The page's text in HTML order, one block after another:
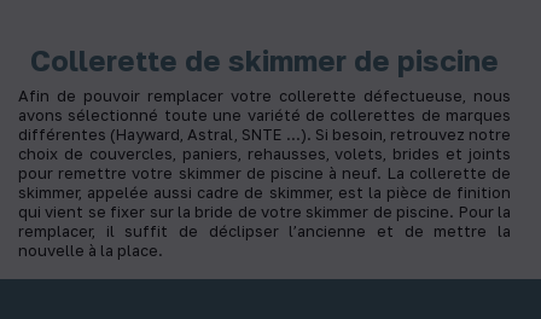
Collerette de skimmer de piscine
Afin de pouvoir remplacer votre collerette défectueuse, nous
avons sélectionné toute une variété de collerettes de marques
différentes (Hayward, Astral, SNTE …). Si besoin, retrouvez notre
choix de couvercles, paniers, rehausses, volets, brides et joints
pour remettre votre skimmer de piscine à neuf. La collerette de
skimmer, appelée aussi cadre de skimmer, est la pièce de finition
qui vient se fixer sur la bride de votre skimmer de piscine. Pour la
remplacer, il suffit de déclipser l’ancienne et de mettre la
nouvelle à la place.